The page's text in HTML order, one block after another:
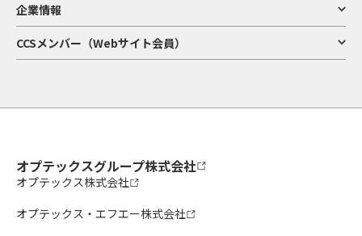
企業情報
CCSメンバー（Webサイト会員）
オプテックスグループ株式会社
オプテックス株式会社
オプテックス・エフエー株式会社